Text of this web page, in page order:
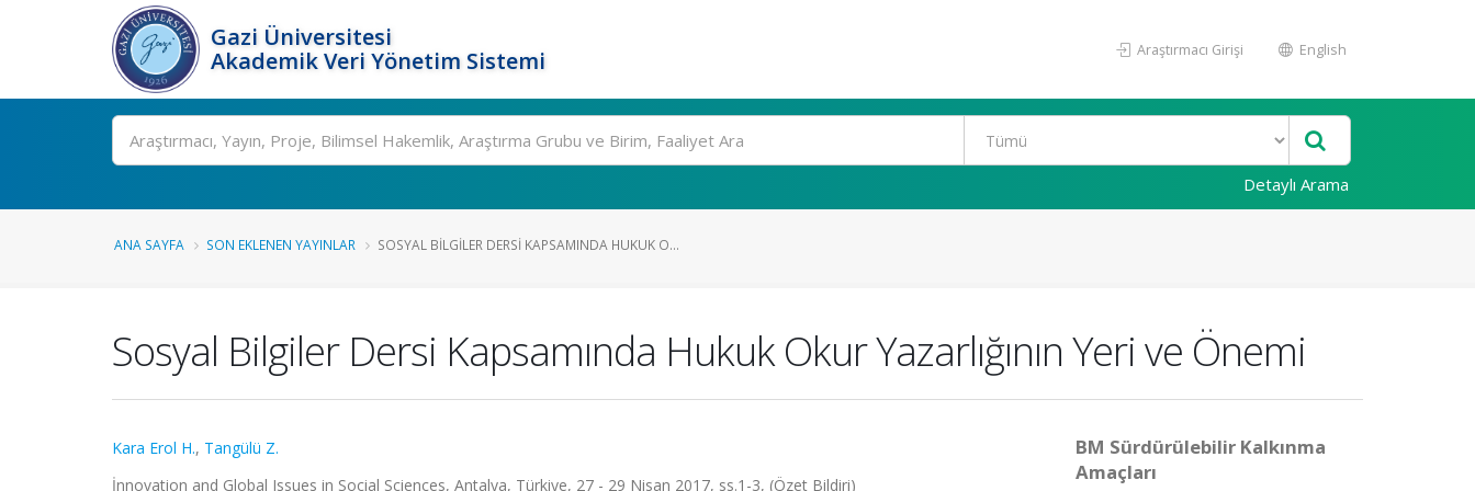
Gazi Üniversitesi
Akademik Veri Yönetim Sistemi
Araştırmacı Girişi English
Ara
Detaylı Arama
ANA SAYFA SON EKLENEN YAYINLAR SOSYAL BILGILER DERSI KAPSAMINDA HUKUK O...
Sosyal Bilgiler Dersi Kapsamında Hukuk Okur Yazarlığının Yeri ve Önemi
Kara Erol H., Tangülü Z.
İnnovation and Global Issues in Social Sciences, Antalya, Türkiye, 27 - 29 Nisan 2017, ss.1-3, (Özet Bildiri)
BM Sürdürülebilir Kalkınma
Amaçları